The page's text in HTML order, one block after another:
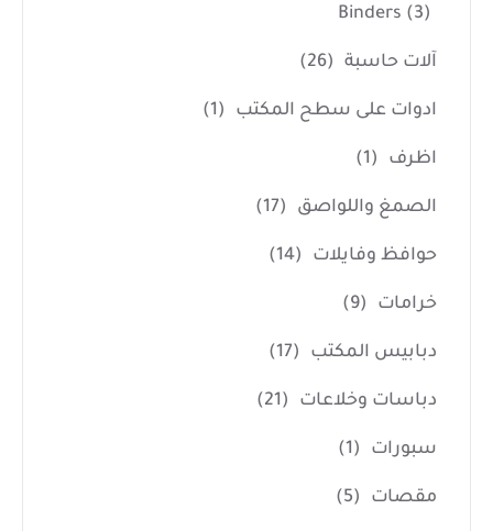
Binders (3)
آلات حاسبة (26)
ادوات على سطح المكتب (1)
اظرف (1)
الصمغ واللواصق (17)
حوافظ وفايلات (14)
خرامات (9)
دبابيس المكتب (17)
دباسات وخلاعات (21)
سبورات (1)
مقصات (5)